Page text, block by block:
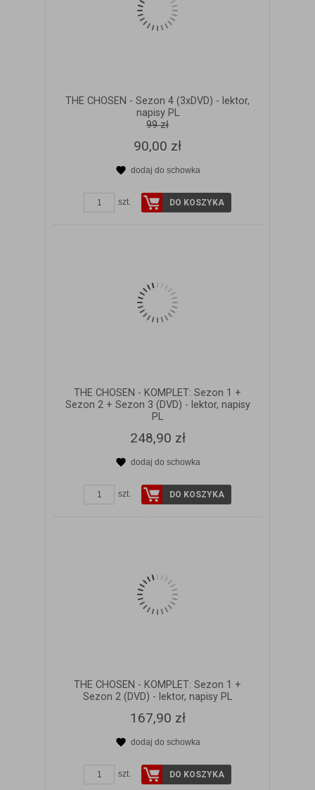
THE CHOSEN - Sezon 4 (3xDVD) - lektor,
napisy PL
99 zł
90,00 zł
dodaj do schowka
szt. DO KOSZYKA
THE CHOSEN - KOMPLET: Sezon 1 +
Sezon 2 + Sezon 3 (DVD) - lektor, napisy
PL
248,90 zł
dodaj do schowka
szt. DO KOSZYKA
THE CHOSEN - KOMPLET: Sezon 1 +
Sezon 2 (DVD) - lektor, napisy PL
167,90 zł
dodaj do schowka
szt. DO KOSZYKA